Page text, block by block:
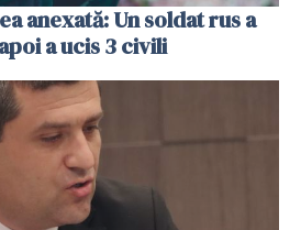
anexată: Un soldat rus a
a ucis 3 civili